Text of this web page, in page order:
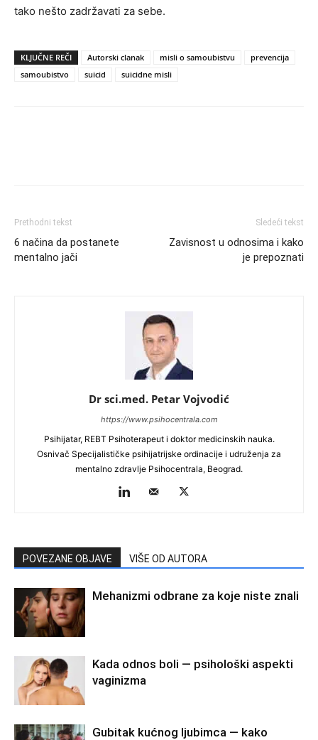
tako nešto zadržavati za sebe.
KLJUČNE REČI Autorski clanak misli o samoubistvu
prevencija
samoubistvo
suicid suicidne misli
Prethodni tekst
6 načina da postanete
mentalno jači
Sledeći tekst
Zavisnost u odnosima i kako
je prepoznati
Dr sci.med. Petar Vojvodić
https://www.psihocentrala.com
Psihijatar, REBT Psihoterapeut i doktor medicinskih nauka.
Osnivač Specijalističke psihijatrijske ordinacije i udruženja za
mentalno zdravlje Psihocentrala, Beograd.
POVEZANE OBJAVE VIŠE OD AUTORA
Mehanizmi odbrane za koje niste znali
Kada odnos boli — psihološki aspekti
vaginizma
Gubitak kućnog ljubimca — kako